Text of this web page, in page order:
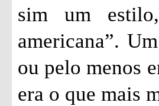
sim um
americana”.
ou pelo menos
era o que mais